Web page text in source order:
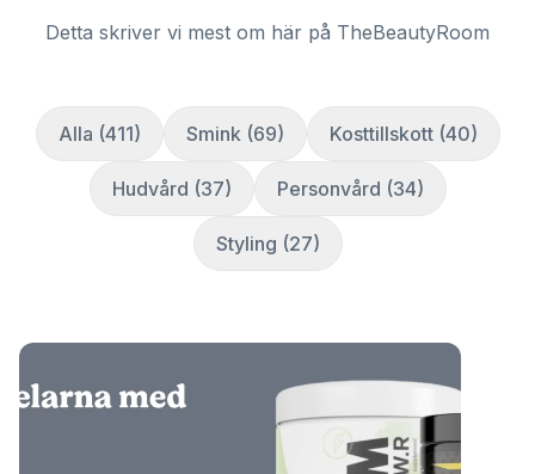
Detta skriver vi mest om här på TheBeautyRoom
Alla (411) Smink (69) Kosttillskott (40)
Hudvård (37) Personvård (34)
Styling (27)